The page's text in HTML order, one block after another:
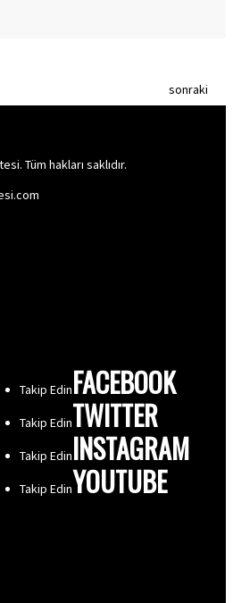
sonraki
Tüm hakları saklıdır.
Takip EdinFACEBOOK
Takip EdinTWITTER
Takip EdinINSTAGRAM
Takip EdinYOUTUBE